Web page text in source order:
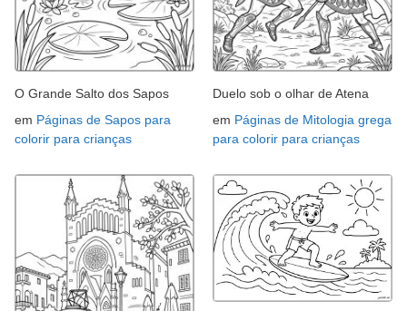
O Grande Salto dos Sapos
em Páginas de Sapos para
colorir para crianças
Duelo sob o olhar de Atena
em Páginas de Mitologia grega
para colorir para crianças